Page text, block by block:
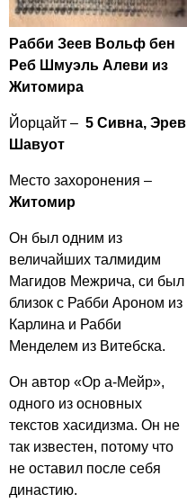
Рабби Зеев Вольф бен
Реб Шмуэль Алеви из
Житомира
Йорцайт – 5 Сивна, Эрев
Шавуот
Место захоронения –
Житомир
Он был одним из
величайших талмидим
Магидов Межрича, си был
близок с Рабби Ароном из
Карлина и Рабби
Менделем из Витебска.
Он автор «Ор а-Мейр»,
одного из основных
текстов хасидизма. Он не
так известен, потому что
не оставил после себя
династию.